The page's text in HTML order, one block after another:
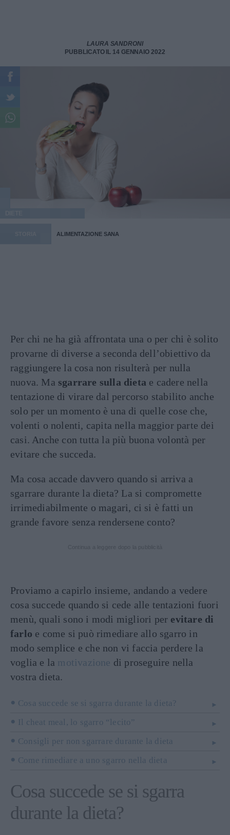
LAURA SANDRONI
PUBBLICATO IL 14 GENNAIO 2022
ALIMENTAZIONE SANA
Per chi ne ha già affrontata una o per chi è solito
provarne di diverse a seconda dell’obiettivo da
raggiungere la cosa non risulterà per nulla
nuova. Ma sgarrare sulla dieta e cadere nella
tentazione di virare dal percorso stabilito anche
solo per un momento è una di quelle cose che,
volenti o nolenti, capita nella maggior parte dei
casi. Anche con tutta la più buona volontà per
evitare che succeda.
Ma cosa accade davvero quando si arriva a
sgarrare durante la dieta? La si compromette
irrimediabilmente o magari, ci si è fatti un
grande favore senza rendersene conto?
Proviamo a capirlo insieme, andando a vedere
cosa succede quando si cede alle tentazioni fuori
menù, quali sono i modi migliori per evitare di
farlo e come si può rimediare allo sgarro in
modo semplice e che non vi faccia perdere la
voglia e la motivazione di proseguire nella
vostra dieta.
Cosa succede se si sgarra durante la dieta?
Il cheat meal, lo sgarro “lecito”
Consigli per non sgarrare durante la dieta
Come rimediare a uno sgarro nella dieta
Cosa succede se si sgarra
durante la dieta?